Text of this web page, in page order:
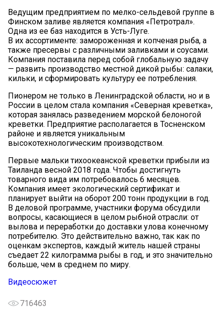
Ведущим предприятием по мелко-сельдевой группе в
Финском заливе является компания «Петротрал».
Одна из ее баз находится в Усть-Луге.
В их ассортименте: замороженная и копченая рыба, а
также пресервы с различными заливками и соусами.
Компания поставила перед собой глобальную задачу
— развить производство местной дикой рыбы: салаки,
кильки, и сформировать культуру ее потребления.
Пионером не только в Ленинградской области, но и в
России в целом стала компания «Северная креветка»,
которая занялась разведением морской белоногой
креветки. Предприятие располагается в Тосненском
районе и является уникальным
высокотехнологическим производством.
Первые мальки тихоокеанской креветки прибыли из
Таиланда весной 2018 года. Чтобы достигнуть
товарного вида им потребовалось 6 месяцев.
Компания имеет экологический сертификат и
планирует выйти на оборот 200 тонн продукции в год.
В деловой программе, участники форума обсудили
вопросы, касающиеся в целом рыбной отрасли: от
вылова и переработки до доставки улова конечному
потребителю. Это действительно важно, так как по
оценкам экспертов, каждый житель нашей страны
съедает 22 килограмма рыбы в год, и это значительно
больше, чем в среднем по миру.
Видеосюжет
716463